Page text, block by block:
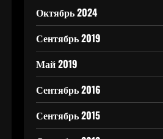
Октябрь 2024
Сентябрь 2019
Май 2019
Сентябрь 2016
Сентябрь 2015